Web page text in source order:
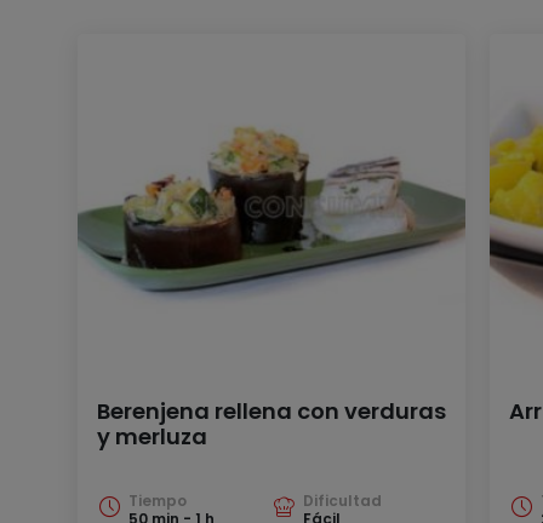
Berenjena rellena con verduras
y merluza
Tiempo
Dificultad